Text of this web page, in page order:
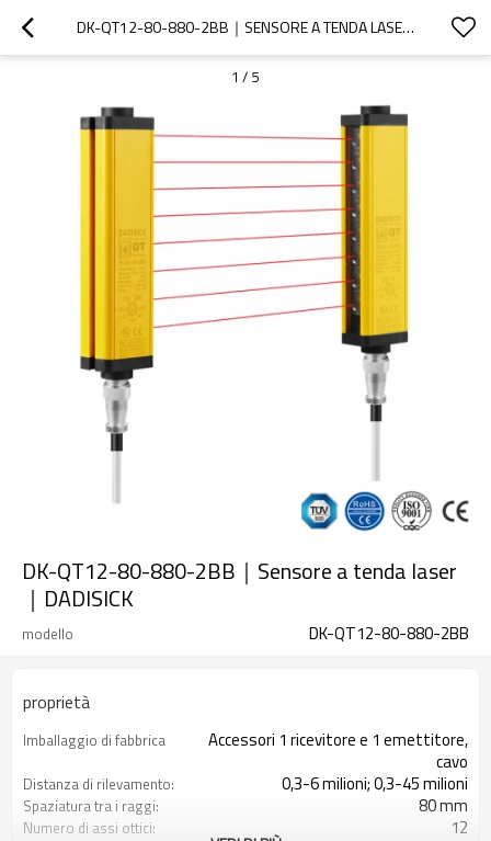
DK-QT12-80-880-2BB｜SENSORE A TENDA LASER｜DADISICK
1 / 5
DK-QT12-80-880-2BB｜Sensore a tenda laser
｜DADISICK
modello DK-QT12-80-880-2BB
proprietà
Imballaggio di fabbrica
Accessori 1 ricevitore e 1 emettitore,
cavo
Distanza di rilevamento: 0,3-6 milioni; 0,3-45 milioni
Spaziatura tra i raggi: 80 mm
Numero di assi ottici: 12